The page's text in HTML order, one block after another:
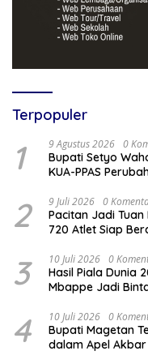
Terpopuler
1 9 Agustus 2026 0
Bupati Setyo
KUA-PPAS
2 9 Juli 2026 0
Pacitan Jadi
720 Atlet Siap
3 10 Juli 2026 0
Hasil Piala Dunia
Mbappe Jadi
4 10 Juli 2026 0
Bupati Magetan
dalam Apel